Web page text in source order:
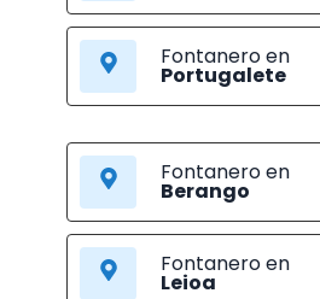
Fontanero en
Portugalete
Fontanero en
Berango
Fontanero en
Leioa